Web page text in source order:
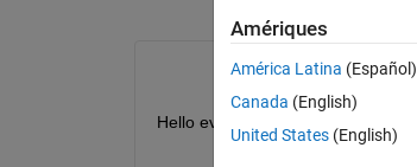
Hello everyone!
Amériques
América Latina (Español)
Canada (English)
United States (English)